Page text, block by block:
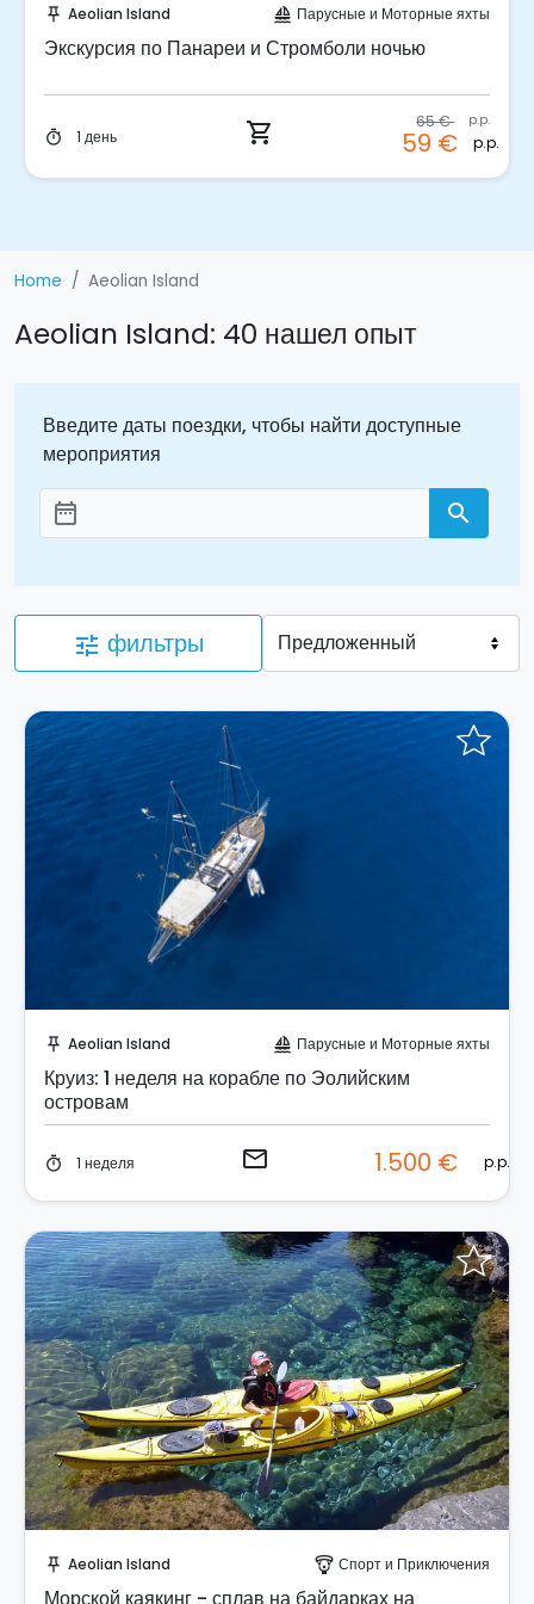
push_pin Aeolian Island forest Природа
Экскурсия к кратерам вулкана Стромболи на
timer Полдня
35 €
30 €
Home Aeolian Island
Aeolian Island: 40 нашел опыт
Введите даты поездки, чтобы найти доступные
мероприятия
Aggiungi le date
date_range search
tune фильтры
push_pin Aeolian Island sailing Парусные и Моторные яхты
Круиз: 1 неделя на корабле по Эолийским
островам
timer 1 неделя email 1.500 € p.p.
push_pin Aeolian Island paragliding Спорт и Приключения